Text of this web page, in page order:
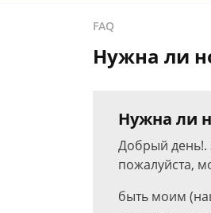
FAQ
Нужна ли
Нужна ли
Добрый день!.
пожалуйста,
быть моим